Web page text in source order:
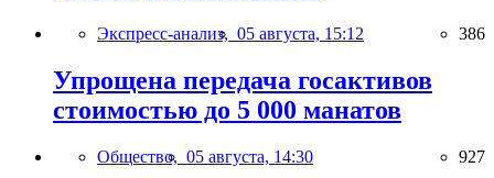
Экспресс-анализ, 05 августа, 15:12 386
Упрощена передача госактивов
стоимостью до 5 000 манатов
Общество, 05 августа, 14:30 927